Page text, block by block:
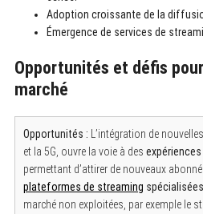
Adoption croissante de la
Émergence de services de
Opportunités et défis
marché
Opportunités : L’intégration de
et la 5G, ouvre la voie à des
permettant d’attirer de nouveaux
plateformes de streaming spécialisées
marché non exploitées, par exemple le